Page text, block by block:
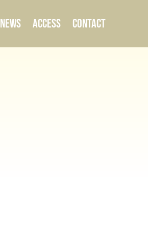
NEWS ACCESS CONTACT